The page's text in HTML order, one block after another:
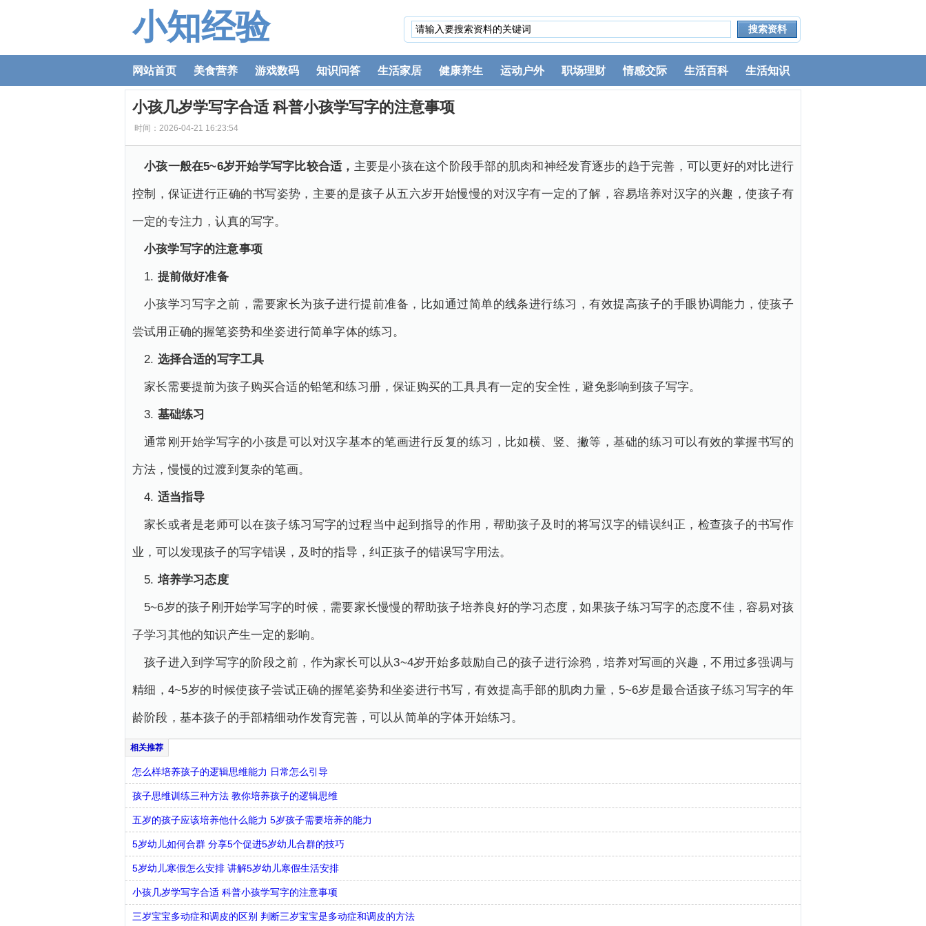
小知经验
网站首页 美食营养 游戏数码 知识问答 生活家居 健康养生 运动户外 职场理财 情感交际 生活百科 生活知识
小孩几岁学写字合适 科普小孩学写字的注意事项
时间：2026-04-21 16:23:54
小孩一般在5~6岁开始学写字比较合适， 主要是小孩在这个阶段手部的肌肉和神经发育逐步的趋于完善，可以更好的对比进行
控制，保证进行正确的书写姿势，主要的是孩子从五六岁开始慢慢的对汉字有一定的了解，容易培养对汉字的兴趣，使孩子有
一定的专注力，认真的写字。
小孩学写字的注意事项
1. 提前做好准备
小孩学习写字之前，需要家长为孩子进行提前准备，比如通过简单的线条进行练习，有效提高孩子的手眼协调能力，使孩子
尝试用正确的握笔姿势和坐姿进行简单字体的练习。
2. 选择合适的写字工具
家长需要提前为孩子购买合适的铅笔和练习册，保证购买的工具具有一定的安全性，避免影响到孩子写字。
3. 基础练习
通常刚开始学写字的小孩是可以对汉字基本的笔画进行反复的练习，比如横、竖、撇等，基础的练习可以有效的掌握书写的
方法，慢慢的过渡到复杂的笔画。
4. 适当指导
家长或者是老师可以在孩子练习写字的过程当中起到指导的作用，帮助孩子及时的将写汉字的错误纠正，检查孩子的书写作
业，可以发现孩子的写字错误，及时的指导，纠正孩子的错误写字用法。
5. 培养学习态度
5~6岁的孩子刚开始学写字的时候，需要家长慢慢的帮助孩子培养良好的学习态度，如果孩子练习写字的态度不佳，容易对孩
子学习其他的知识产生一定的影响。
孩子进入到学写字的阶段之前，作为家长可以从3~4岁开始多鼓励自己的孩子进行涂鸦，培养对写画的兴趣，不用过多强调与
精细，4~5岁的时候使孩子尝试正确的握笔姿势和坐姿进行书写，有效提高手部的肌肉力量，5~6岁是最合适孩子练习写字的年
龄阶段，基本孩子的手部精细动作发育完善，可以从简单的字体开始练习。
怎么样培养孩子的逻辑思维能力 日常怎么引导
孩子思维训练三种方法 教你培养孩子的逻辑思维
五岁的孩子应该培养他什么能力 5岁孩子需要培养的能力
5岁幼儿如何合群 分享5个促进5岁幼儿合群的技巧
5岁幼儿寒假怎么安排 讲解5岁幼儿寒假生活安排
小孩几岁学写字合适 科普小孩学写字的注意事项
三岁宝宝多动症和调皮的区别 判断三岁宝宝是多动症和调皮的方法